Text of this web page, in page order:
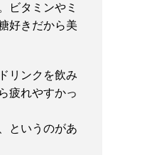
ビタミンやミ
好きだから美
リンクを飲み
疲れやすかっ
というのがあ